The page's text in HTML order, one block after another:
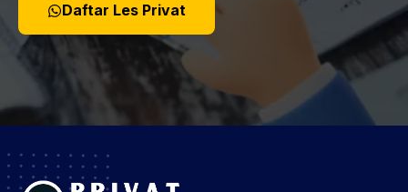
Daftar Les Privat